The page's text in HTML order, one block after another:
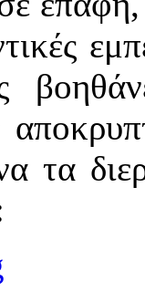
τα